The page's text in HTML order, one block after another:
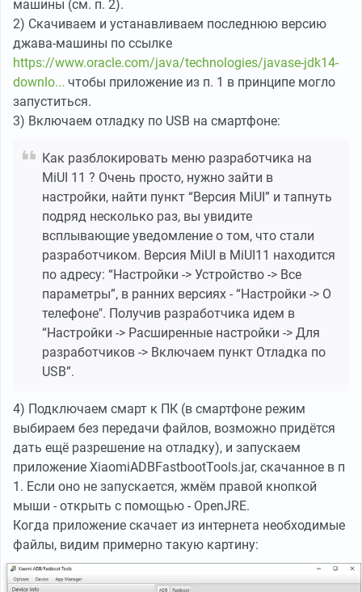
машины (см. п. 2).
2) Скачиваем и устанавливаем последнюю версию
джава-машины по ссылке
https://www.oracle.com/java/technologies/javase-jdk14-
downlo... чтобы приложение из п. 1 в принципе могло
запуститься.
3) Включаем отладку по USB на смартфоне:
Как разблокировать меню разработчика на
MiUI 11 ? Очень просто, нужно зайти в
настройки, найти пункт “Версия MiUI” и тапнуть
подряд несколько раз, вы увидите
всплывающие уведомление о том, что стали
разработчиком. Версия MiUI в MiUI11 находится
по адресу: “Настройки -> Устройство -> Все
параметры”, в ранних версиях - “Настройки -> О
телефоне". Получив разработчика идем в
“Настройки -> Расширенные настройки -> Для
разработчиков -> Включаем пункт Отладка по
USB”.
4) Подключаем смарт к ПК (в смартфоне режим
выбираем без передачи файлов, возможно придётся
дать ещё разрешение на отладку), и запускаем
приложение XiaomiADBFastbootTools.jar, скачанное в п
1. Если оно не запускается, жмём правой кнопкой
мыши - открыть с помощью - OpenJRE.
Когда приложение скачает из интернета необходимые
файлы, видим примерно такую картину: